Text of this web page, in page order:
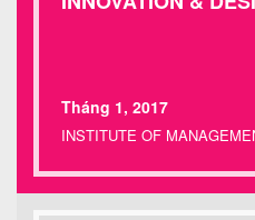
Tháng 1, 2017
INSTITUTE OF